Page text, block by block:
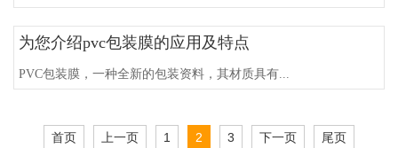
为您介绍pvc包装膜的应用及特点
PVC包装膜，一种全新的包装资料，其材质具有...
首页 上一页 1 2 3 下一页 尾页